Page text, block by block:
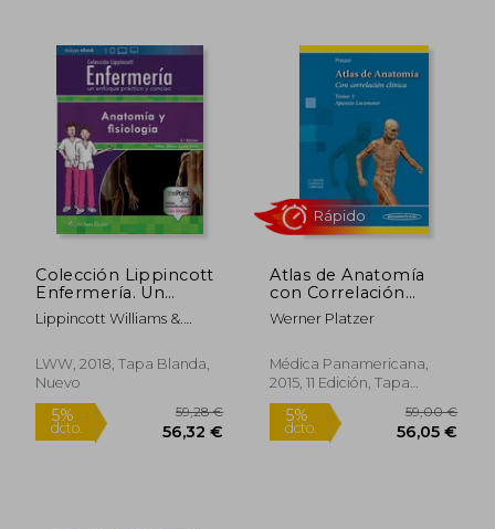
5%
dcto. 24,10 €
Colección Lippincott
Enfermería. Un
Enfoque Práctico Y
Conciso: Anatomía Y
Lippincott Williams &.
LWW, 2018, Tapa Blanda,
Nuevo
Atlas de Anatomía
con Correlación
Clínica. Tomo 1:
Aparato Locomotor
Werner Platzer
Médica Panamericana,
2015, 11 Edición, Tapa
Blanda, Nuevo
Rápido